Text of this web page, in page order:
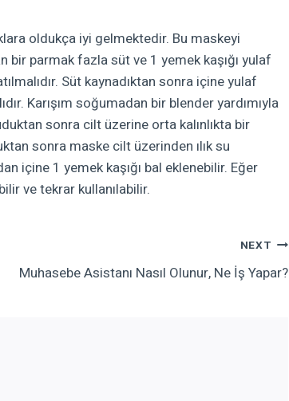
oldukça iyi gelmektedir. Bu maskeyi
bir parmak fazla süt ve 1 yemek kaşığı yulaf
Süt kaynadıktan sonra içine yulaf
Karışım soğumadan bir blender yardımıyla
sonra cilt üzerine orta kalınlıkta bir
sonra maske cilt üzerinden ılık su
içine 1 yemek kaşığı bal eklenebilir. Eğer
ve tekrar kullanılabilir.
NEXT
Muhasebe Asistanı Nasıl Olunur, Ne İş Yapar?